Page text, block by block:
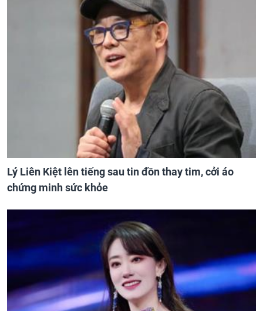
Lý Liên Kiệt lên tiếng sau tin đồn thay tim, cởi áo
chứng minh sức khỏe